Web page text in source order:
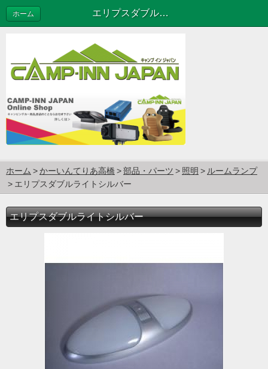
エリプスダブルライトシルバー
ホーム
ホーム かーいんてりあ高橋 部品・パーツ 照明
ルームランプ
エリプスダブルライトシルバー
エリプスダブルライトシルバー